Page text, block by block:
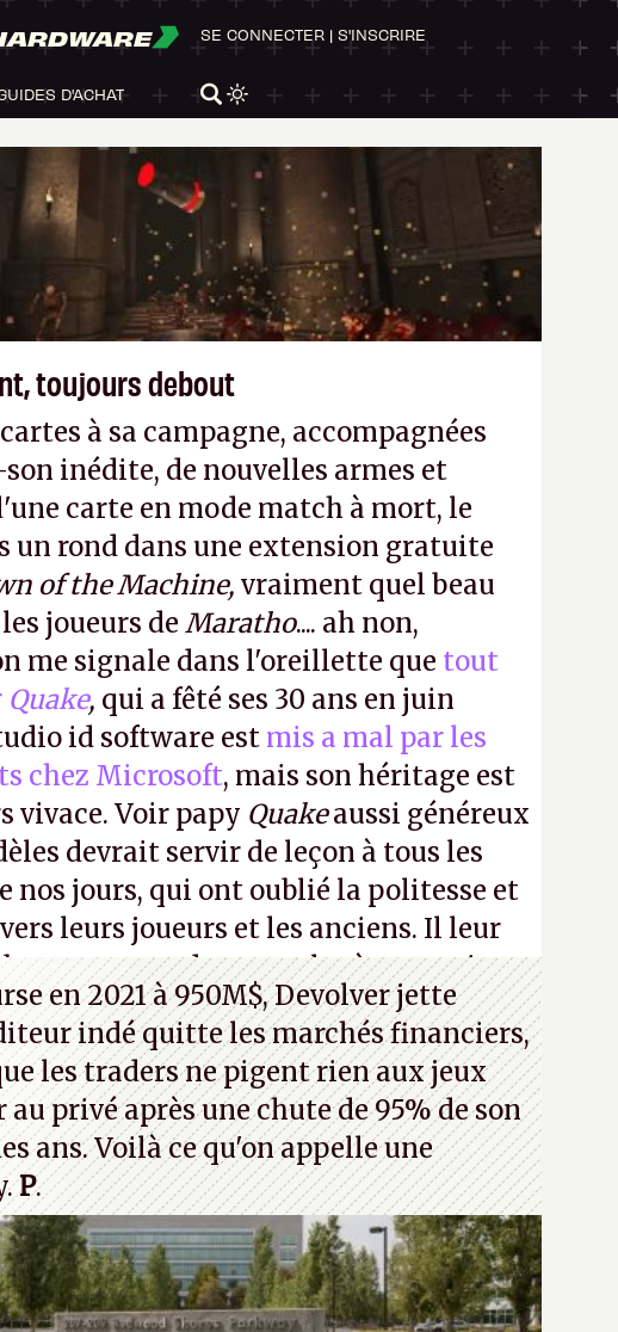
D'ACHAT
SE CONNECTER | S'INSCRIRE
toujours debout
à sa campagne, accompagnées
inédite, de nouvelles armes et
carte en mode match à mort, le
un rond dans une extension gratuite
of the Machine, vraiment quel beau
joueurs de Maratho.... ah non,
me signale dans l'oreillette que tout
Quake, qui a fêté ses 30 ans en juin
id software est mis a mal par les
chez Microsoft, mais son héritage est
vivace. Voir papy Quakeaussi généreux
devrait servir de leçon à tous les
nos jours, qui ont oublié la politesse et
leurs joueurs et les anciens. Il leur
guerre des consoles à ces petits
en 2021 à 950M$, Devolver jette
indé quitte les marchés financiers,
les traders ne pigent rien aux jeux
au privé après une chute de 95% de son
ans. Voilà ce qu'on appelle une
P.